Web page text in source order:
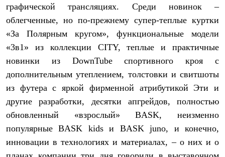
Шорты
Женская одежда
Утепленная пухом
Куртки
Брюки
Жилеты
Утепленная синтетикой
Куртки
Брюки
Штормовая одежда
Куртки
Софтшелл одежда
Куртки
Брюки
Рубашки
графической трансляциях. Среди новинок –
облегченные, но по-прежнему супер-теплые куртки
«За Полярным кругом», функциональные модели
«3в1» из коллекции CITY, теплые и практичные
новинки из DownTube спортивного кроя с
дополнительным утеплением, толстовки и свитшоты
из футера с яркой фирменной атрибутикой Эти и
другие разработки, десятки апгрейдов, полностью
обновленный «взрослый» BASK, неизменно
популярные BASK kids и BASK juno, и конечно,
инновации в технологиях и материалах, – о них и о